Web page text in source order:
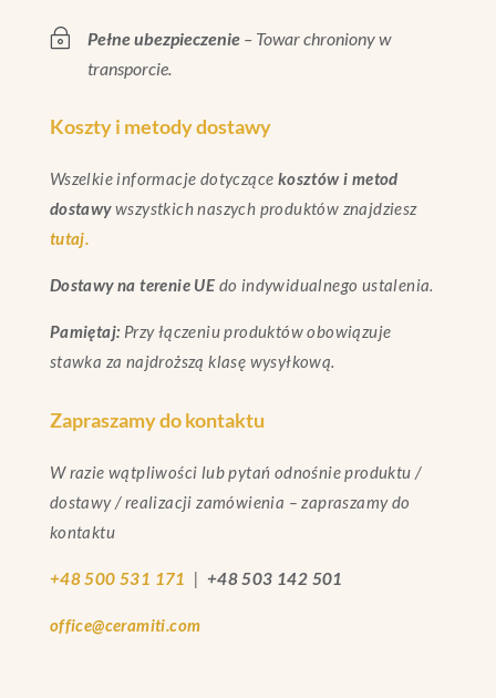
~ Pełne ubezpieczenie– Towar chroniony w
transporcie.
Koszty i metody dostawy
Wszelkie informacje dotyczące kosztów i metod
dostawywszystkich naszych produktów znajdziesz
tutaj.
Dostawy na terenie UE do indywidualnego ustalenia.
Pamiętaj: Przy łączeniu produktów obowiązuje
stawka za najdroższą klasę wysyłkową.
Zapraszamy do kontaktu
W razie wątpliwości lub pytań odnośnie produktu /
dostawy / realizacji zamówienia – zapraszamy do
kontaktu
+48 500 531 171 | +48 503 142 501
office@ceramiti.com